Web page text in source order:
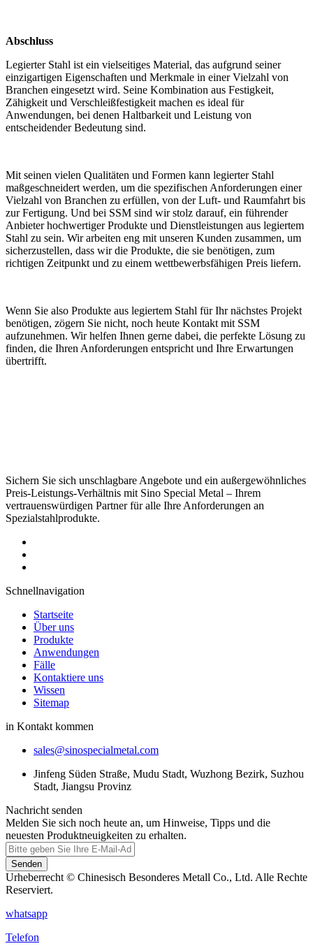
Abschluss
Legierter Stahl ist ein vielseitiges Material, das aufgrund seiner
einzigartigen Eigenschaften und Merkmale in einer Vielzahl von
Branchen eingesetzt wird. Seine Kombination aus Festigkeit,
Zähigkeit und Verschleißfestigkeit machen es ideal für
Anwendungen, bei denen Haltbarkeit und Leistung von
entscheidender Bedeutung sind.
Mit seinen vielen Qualitäten und Formen kann legierter Stahl
maßgeschneidert werden, um die spezifischen Anforderungen einer
Vielzahl von Branchen zu erfüllen, von der Luft- und Raumfahrt bis
zur Fertigung. Und bei SSM sind wir stolz darauf, ein führender
Anbieter hochwertiger Produkte und Dienstleistungen aus legiertem
Stahl zu sein. Wir arbeiten eng mit unseren Kunden zusammen, um
sicherzustellen, dass wir die Produkte, die sie benötigen, zum
richtigen Zeitpunkt und zu einem wettbewerbsfähigen Preis liefern.
Wenn Sie also Produkte aus legiertem Stahl für Ihr nächstes Projekt
benötigen, zögern Sie nicht, noch heute Kontakt mit SSM
aufzunehmen. Wir helfen Ihnen gerne dabei, die perfekte Lösung zu
finden, die Ihren Anforderungen entspricht und Ihre Erwartungen
übertrifft.
Sichern Sie sich unschlagbare Angebote und ein außergewöhnliches
Preis-Leistungs-Verhältnis mit Sino Special Metal – Ihrem
vertrauenswürdigen Partner für alle Ihre Anforderungen an
Spezialstahlprodukte.
Schnellnavigation
Startseite
Über uns
Produkte
Anwendungen
Fälle
Kontaktiere uns
Wissen
Sitemap
in Kontakt kommen
sales@sinospecialmetal.com
Jinfeng Süden Straße, Mudu Stadt, Wuzhong Bezirk, Suzhou
Stadt, Jiangsu Provinz
Nachricht senden
Melden Sie sich noch heute an, um Hinweise, Tipps und die
neuesten Produktneuigkeiten zu erhalten.
Senden
Urheberrecht © Chinesisch Besonderes Metall Co., Ltd. Alle Rechte
Reserviert.
whatsapp
Telefon